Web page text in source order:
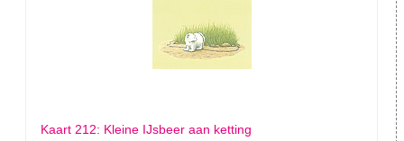
Kaart 212: Kleine IJsbeer aan ketting